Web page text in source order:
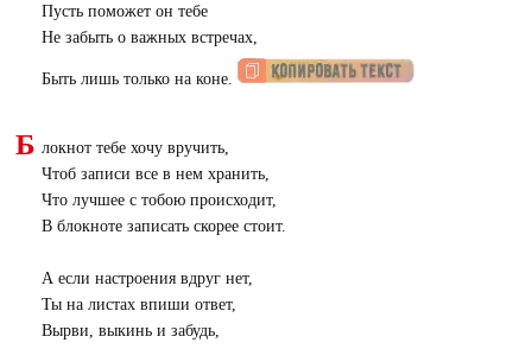
Пусть поможет он тебе
Не забыть о важных встречах,
Быть лишь только на коне.
Б локнот тебе хочу вручить,
Чтоб записи все в нем хранить,
Что лучшее с тобою происходит,
В блокноте записать скорее стоит.
А если настроения вдруг нет,
Ты на листах впиши ответ,
Вырви, выкинь и забудь,